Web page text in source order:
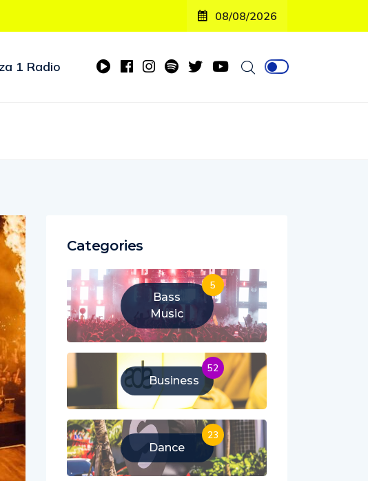
08/08/2026
1 Radio
Categories
Bass
Music
5
Business
52
Dance
23